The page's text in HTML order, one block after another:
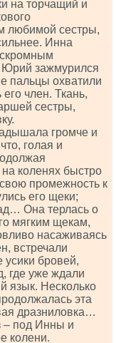
на торчащий и
любимой сестры,
Инна
зажмурился
пальцы охватили
член. Ткань,
сестры,
громче и
голая и
коленях быстро
промежность к
его щеки;
Она терлась о
мягким щекам,
насаживаясь
встречали
бровей,
где уже ждали
язык. Несколько
эта
дразниловка…
– под Инны и
колени.